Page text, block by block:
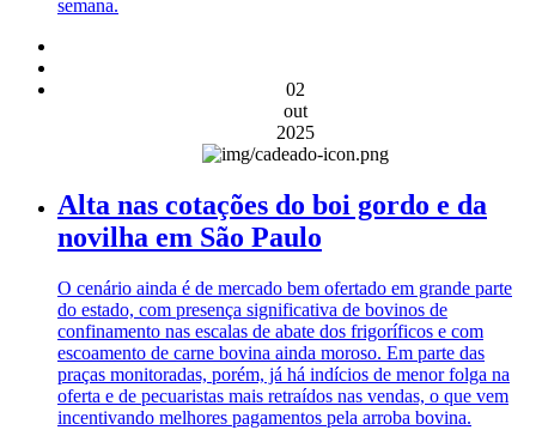
semana.
02
out
2025
Alta nas cotações do boi gordo e da
novilha em São Paulo
O cenário ainda é de mercado bem ofertado em grande parte
do estado, com presença significativa de bovinos de
confinamento nas escalas de abate dos frigoríficos e com
escoamento de carne bovina ainda moroso. Em parte das
praças monitoradas, porém, já há indícios de menor folga na
oferta e de pecuaristas mais retraídos nas vendas, o que vem
incentivando melhores pagamentos pela arroba bovina.